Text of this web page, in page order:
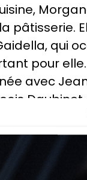
pâtisserie.
qui
pour
avec
remporte